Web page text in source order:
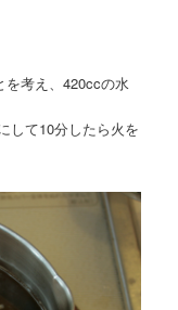
を考え、420ccの水
して10分したら火を